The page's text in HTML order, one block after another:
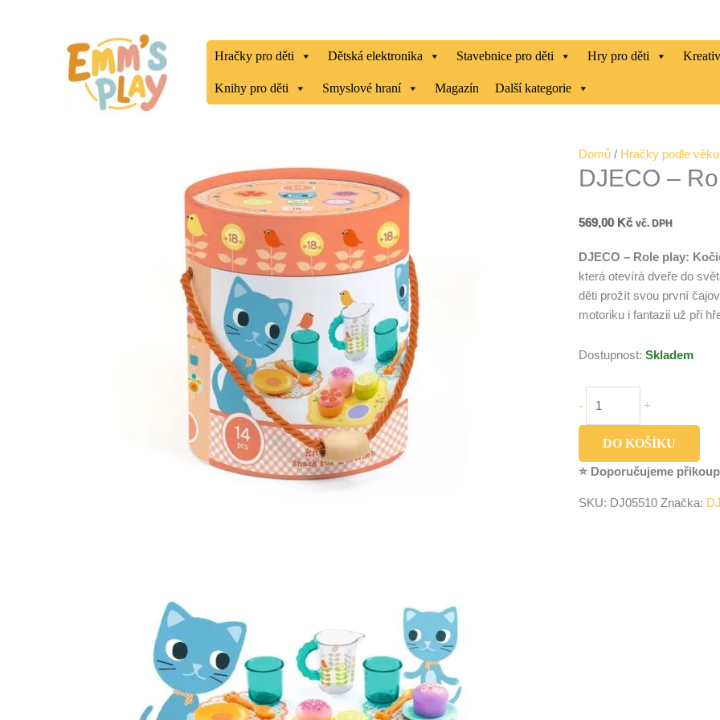
Hračky pro děti Dětská elektronika Stavebnice pro děti Hry pro děti
Knihy pro děti Smyslové hraní Magazín Další kategorie
Domů / Hračky podle věku
DJECO –
569,00 Kč vč. DPH
DJECO – Role play:
která otevírá dveře do
děti prožít svou první
motoriku i fantazii už při
Dostupnost: Skladem
-
DJECO
-
Kočičí
snack
množství
+
DO KOŠÍKU
⭐ Doporučujeme
SKU: DJ05510 Značka: